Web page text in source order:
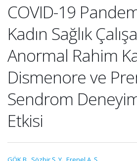
COVID-19
Kadın Sağlık
Anormal Rahim
Dismenore ve
Sendrom
Etkisi